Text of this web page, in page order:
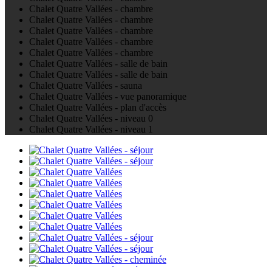
Chalet Quatre Vallées - chambre
Chalet Quatre Vallées - chambre
Chalet Quatre Vallées - chambre
Chalet Quatre Vallées - chambre
Chalet Quatre Vallées - chambre
Chalet Quatre Vallées - salle de bain
Chalet Quatre Vallées - salle de bain
Chalet Quatre Vallées - sauna
Chalet Quatre Vallées - vue panoramique
Chalet Quatre Vallées - plan d'accès
Chalet Quatre Vallées - niveau 0
Chalet Quatre Vallées - niveau 1